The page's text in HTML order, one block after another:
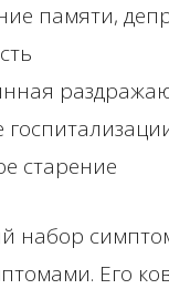
памяти,
старение
набор
Его